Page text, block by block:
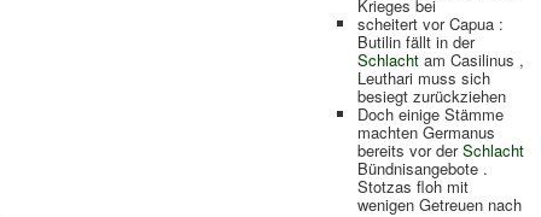
Krieges bei
scheitert vor Capua :
Butilin fällt in der
Schlacht am Casilinus ,
Leuthari muss sich
besiegt zurückziehen
Doch einige Stämme
machten Germanus
bereits vor derSchlacht
Bündnisangebote .
Stotzas floh mit
wenigen Getreuen nach